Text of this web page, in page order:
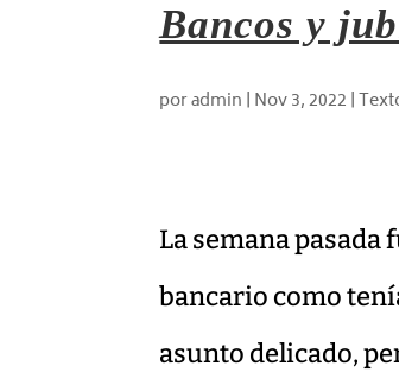
Bancos y
poradmin | Nov 3, 2022 |
La semana pasada
bancario como
asunto delicado,